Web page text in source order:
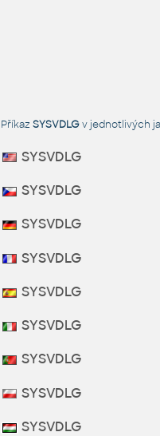
Příkaz SYSVDLGv jednotlivých
SYSVDLG
SYSVDLG
SYSVDLG
SYSVDLG
SYSVDLG
SYSVDLG
SYSVDLG
SYSVDLG
SYSVDLG